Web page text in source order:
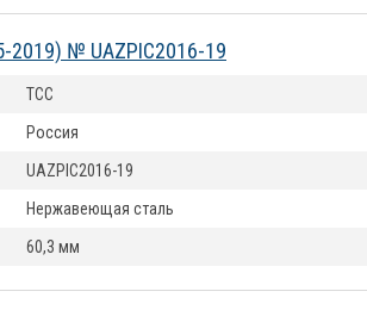
2019) № UAZPIC2016-19
ТСС
Россия
UAZPIC2016-19
Нержавеющая сталь
60,3 мм